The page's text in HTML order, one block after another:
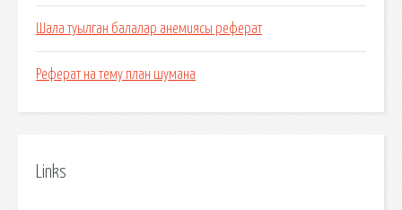
Шала туылган балалар анемиясы реферат
Реферат на тему план шумана
Links